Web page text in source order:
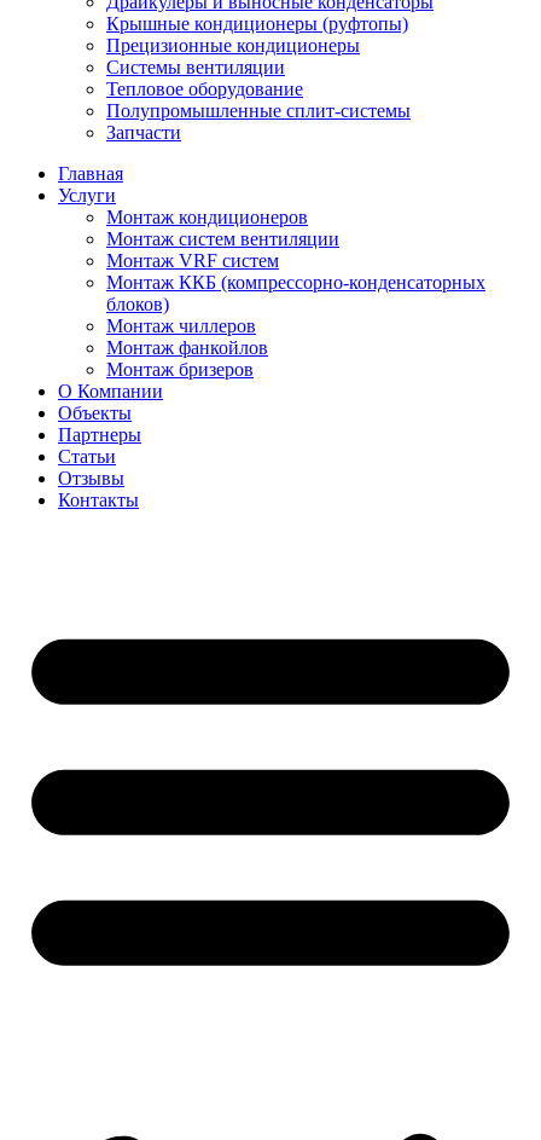
Крышные кондиционеры (руфтопы)
Прецизионные кондиционеры
Системы вентиляции
Тепловое оборудование
Полупромышленные сплит-системы
Запчасти
Главная
Услуги
Монтаж кондиционеров
Монтаж cистем вентиляции
Монтаж VRF систем
Монтаж ККБ (компрессорно-конденсаторных
блоков)
Монтаж чиллеров
Монтаж фанкойлов
Монтаж бризеров
О Компании
Объекты
Партнеры
Статьи
Отзывы
Контакты